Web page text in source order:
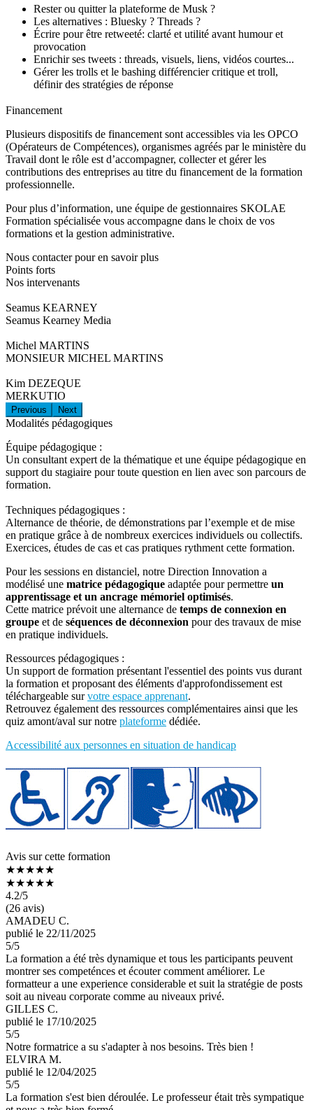
Rester ou quitter la plateforme de Musk ?
Les alternatives : Bluesky ? Threads ?
Écrire pour être retweeté: clarté et utilité avant humour et
provocation
Enrichir ses tweets : threads, visuels, liens, vidéos courtes...
Gérer les trolls et le bashing différencier critique et troll,
définir des stratégies de réponse
Financement
Plusieurs dispositifs de financement sont accessibles via les OPCO
(Opérateurs de Compétences), organismes agréés par le ministère du
Travail dont le rôle est d’accompagner, collecter et gérer les
contributions des entreprises au titre du financement de la formation
professionnelle.
Pour plus d’information, une équipe de gestionnaires SKOLAE
Formation spécialisée vous accompagne dans le choix de vos
formations et la gestion administrative.
Nous contacter pour en savoir plus
Points forts
Nos intervenants
Seamus KEARNEY
Seamus Kearney Media
Michel MARTINS
MONSIEUR MICHEL MARTINS
Kim DEZEQUE
MERKUTIO
Previous Next
Modalités pédagogiques
Équipe pédagogique :
Un consultant expert de la thématique et une équipe pédagogique en
support du stagiaire pour toute question en lien avec son parcours de
formation.
Techniques pédagogiques :
Alternance de théorie, de démonstrations par l’exemple et de mise
en pratique grâce à de nombreux exercices individuels ou collectifs.
Exercices, études de cas et cas pratiques rythment cette formation.
Pour les sessions en distanciel, notre Direction Innovation a
modélisé une matrice pédagogique adaptée pour permettre un
apprentissage et un ancrage mémoriel optimisés.
Cette matrice prévoit une alternance de temps de connexion en
groupe et de séquences de déconnexion pour des travaux de mise
en pratique individuels.
Ressources pédagogiques :
Un support de formation présentant l'essentiel des points vus durant
la formation et proposant des éléments d'approfondissement est
téléchargeable survotre espace apprenant.
Retrouvez également des ressources complémentaires ainsi que les
quiz amont/aval sur notre plateforme dédiée.
Accessibilité aux personnes en situation de handicap
Avis sur cette formation
★★★★★
★★★★★
4.2/5
(26 avis)
AMADEU C.
publié le 22/11/2025
5/5
La formation a été très dynamique et tous les participants peuvent
montrer ses competénces et écouter comment améliorer. Le
formatteur a une experience considerable et suit la stratégie de posts
soit au niveau corporate comme au niveaux privé.
GILLES C.
publié le 17/10/2025
5/5
Notre formatrice a su s'adapter à nos besoins. Très bien !
ELVIRA M.
publié le 12/04/2025
5/5
La formation s'est bien déroulée. Le professeur était très sympatique